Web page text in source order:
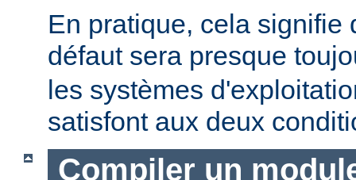
En pratique, cela signifie
défaut sera presque
les systèmes
satisfont aux deux
Compiler un